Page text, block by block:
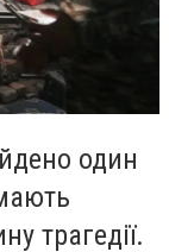
один
трагедії.